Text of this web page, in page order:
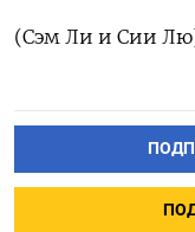
(Сэм Ли и Сии